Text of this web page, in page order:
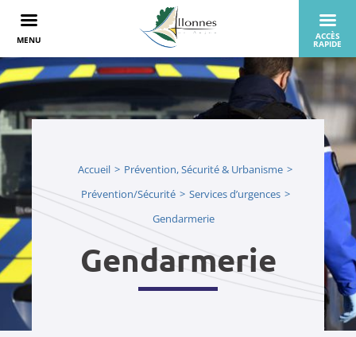
Accueil
Prévention, Sécurité & Urbanisme
Prévention/Sécurité
Services d’urgences
Gendarmerie
Gendarmerie